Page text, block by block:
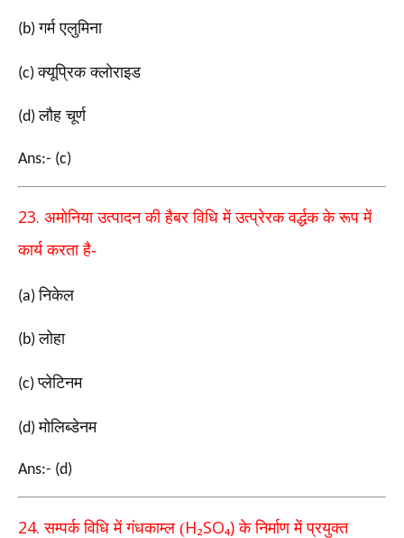
(b)गर्म एलुमिना
(c)क्यूप्रिक क्लोराइड
(d)लौह चूर्ण
Ans:- (c)
23. अमोनिया उत्पादन की हैबर विधि में उत्प्रेरक वर्द्धक के रूप में
कार्य करता है-
(a)निकेल
(b)लोहा
(c)प्लेटिनम
(d)मोलिब्डेनम
Ans:- (d)
24.सम्पर्क विधि में गंधकाम्ल (H₂SO₄)के निर्माण में प्रयुक्त